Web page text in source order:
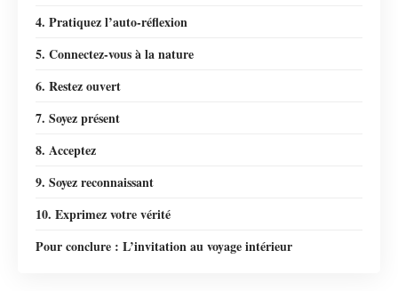
4. Pratiquez l’auto-réflexion
5. Connectez-vous à la nature
6. Restez ouvert
7. Soyez présent
8. Acceptez
9. Soyez reconnaissant
10. Exprimez votre vérité
Pour conclure : L’invitation au voyage intérieur